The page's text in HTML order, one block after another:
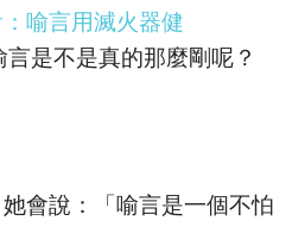
喻言用滅火器健
是不是真的那麼剛呢？
會說：「喻言是一個不怕